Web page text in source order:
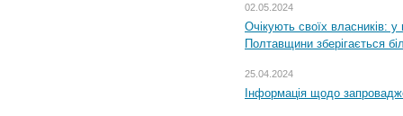
02.05.2024
Очікують своїх власників: у
Полтавщини зберігається
25.04.2024
Інформація щодо